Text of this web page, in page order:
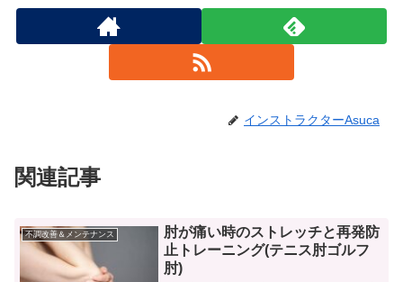
インストラクターAsuca
関連記事
不調改善＆メンテナンス
肘が痛い時のストレッチと再発防
止トレーニング(テニス肘ゴルフ
肘)